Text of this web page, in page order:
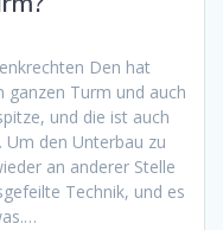
Den hat
ganzen Turm und auch
und die ist auch
den Unterbau zu
an anderer Stelle
Technik, und es